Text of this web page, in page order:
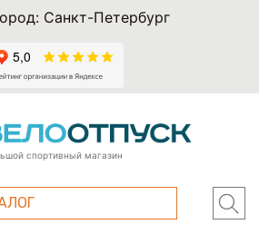
Санкт-Петербург
спортивный магазин